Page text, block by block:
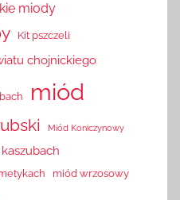
miody
Kit pszczeli
chojnickiego
miód
Miód Koniczynowy
miód wrzosowy